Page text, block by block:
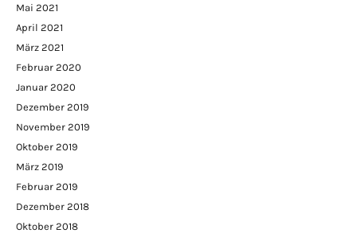
Mai 2021
April 2021
März 2021
Februar 2020
Januar 2020
Dezember 2019
November 2019
Oktober 2019
März 2019
Februar 2019
Dezember 2018
Oktober 2018